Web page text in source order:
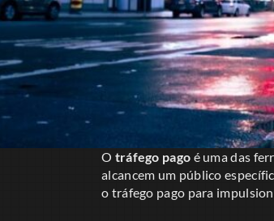
O tráfego pago é uma das
alcancem um público
o tráfego pago para